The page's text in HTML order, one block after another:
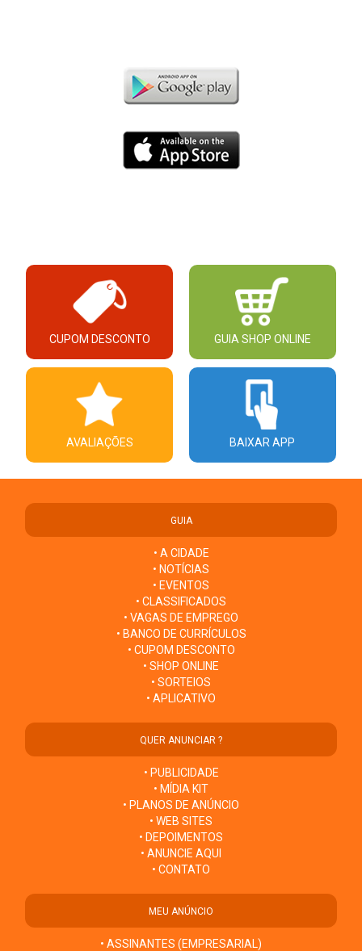
CUPOM DESCONTO GUIA SHOP ONLINE
AVALIAÇÕES BAIXAR APP
GUIA
• A CIDADE
• NOTÍCIAS
• EVENTOS
• CLASSIFICADOS
• VAGAS DE EMPREGO
• BANCO DE CURRÍCULOS
• CUPOM DESCONTO
• SHOP ONLINE
• SORTEIOS
• APLICATIVO
QUER ANUNCIAR ?
• PUBLICIDADE
• MÍDIA KIT
• PLANOS DE ANÚNCIO
• WEB SITES
• DEPOIMENTOS
• ANUNCIE AQUI
• CONTATO
MEU ANÚNCIO
• ASSINANTES (EMPRESARIAL)